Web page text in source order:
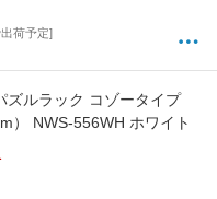
荷予定]
ズルラック コゾータイプ
） NWS-556WH ホワイト